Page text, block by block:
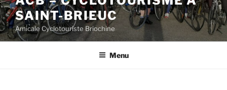
SAINT-BRIEUC
Amicale Cyclotouriste Briochine
Menu